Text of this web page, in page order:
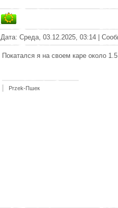
Дата: Среда, 03.12.2025, 03:14 |
Покатался я на своем каре около
Przek-Пшек